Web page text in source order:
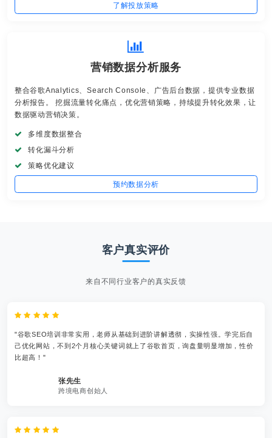
了解投放策略
营销数据分析服务
整合谷歌Analytics、Search Console、广告后台数据，提供专业数据
分析报告。 挖掘流量转化痛点，优化营销策略，持续提升转化效果，让
数据驱动营销决策。
多维度数据整合
转化漏斗分析
策略优化建议
预约数据分析
客户真实评价
来自不同行业客户的真实反馈
"谷歌SEO培训非常实用，老师从基础到进阶讲解透彻，实操性强。学完后自
己优化网站，不到2个月核心关键词就上了谷歌首页，询盘量明显增加，性价
比超高！"
张先生
跨境电商创始人